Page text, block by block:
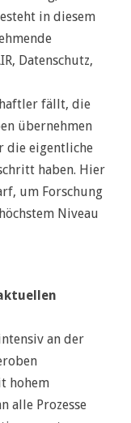
in diesem
Datenschutz,
fällt, die
übernehmen
die eigentliche
haben. Hier
um Forschung
Niveau
an der
hohem
alle Prozesse